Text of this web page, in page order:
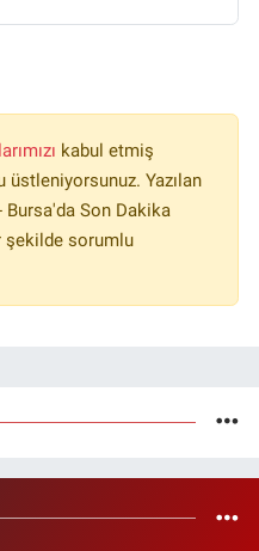
kabul etmiş
Yazılan
Son Dakika
şekilde sorumlu